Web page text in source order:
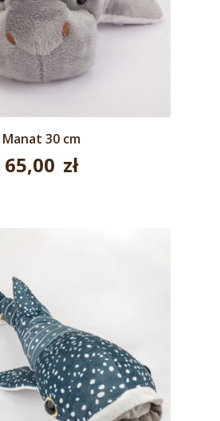
Manat 30 cm
65,00 zł